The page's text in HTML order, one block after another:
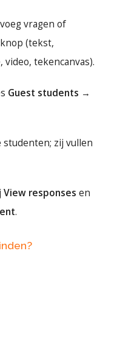
vragen of
(tekst,
tekencanvas).
Guest students →
studenten; zij vullen
View responses en
.